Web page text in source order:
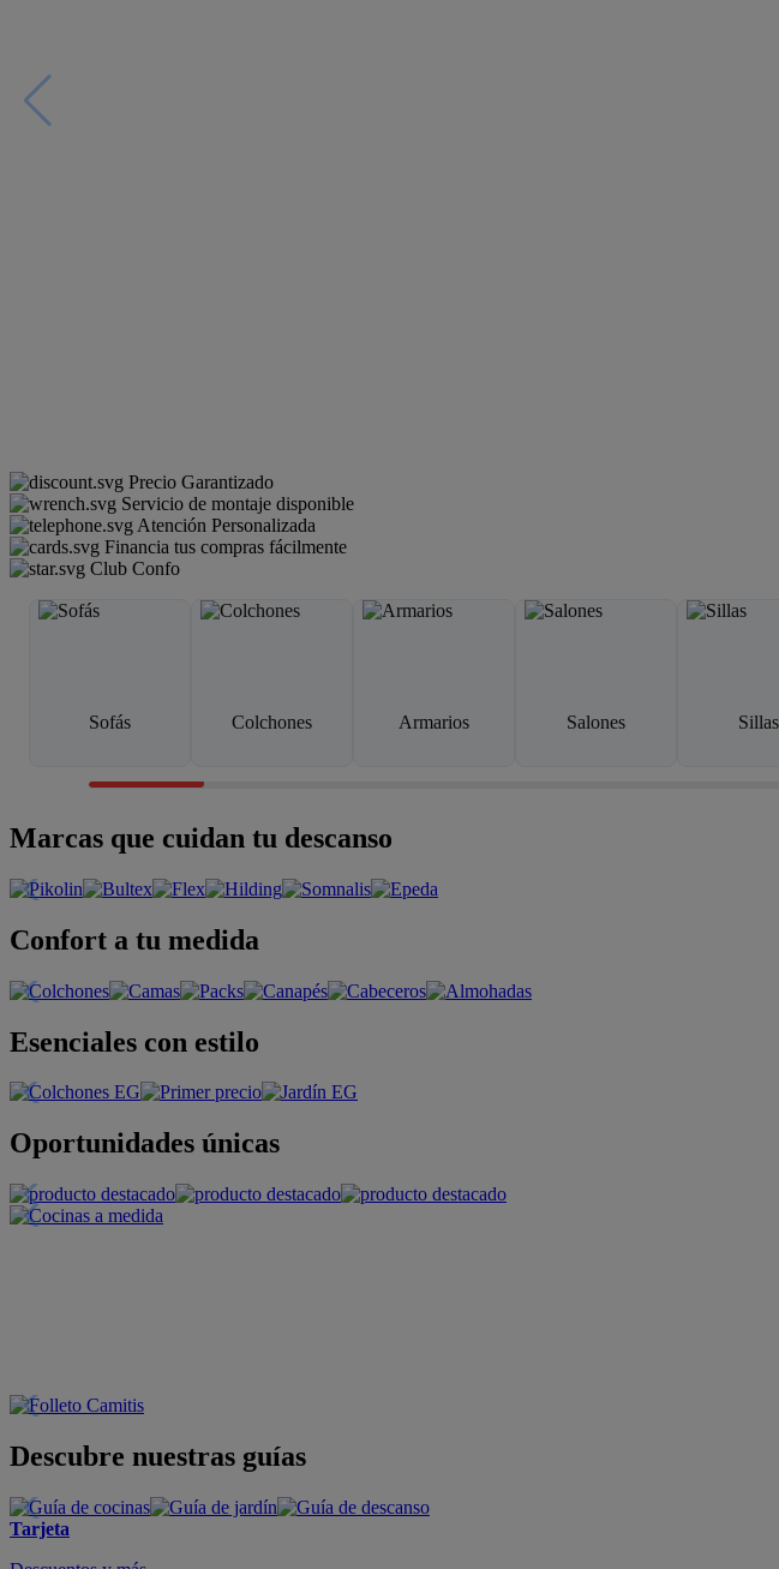
Precio Garantizado
Servicio de montaje disponible
Atención Personalizada
Financia tus compras fácilmente
Club Confo
Sofás Colchones Armarios Salones Sillas
Marcas que cuidan tu descanso
Confort a tu medida
Esenciales con estilo
Oportunidades únicas
Descubre nuestras guías
Tarjeta